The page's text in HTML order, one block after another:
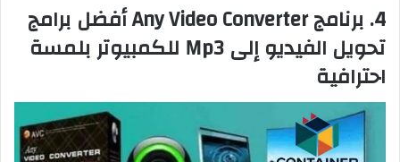
4. برنامج Any Video Converter أفضل برامج
تحويل الفيديو إلى Mp3 للكمبيوتر بلمسة
احترافية